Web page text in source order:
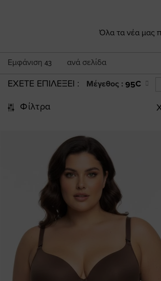
Όλα τα νέα μας
Εμφάνιση 43 ανά σελίδα
ΕΧΕΤΕ ΕΠΙΛΕΞΕΙ Μέγεθος : 95C
Φίλτρα